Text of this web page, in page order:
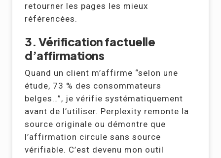
retourner les pages les mieux
référencées.
3. Vérification factuelle
d’affirmations
Quand un client m’affirme “selon une
étude, 73 % des consommateurs
belges…”, je vérifie systématiquement
avant de l’utiliser. Perplexity remonte la
source originale ou démontre que
l’affirmation circule sans source
vérifiable. C’est devenu mon outil